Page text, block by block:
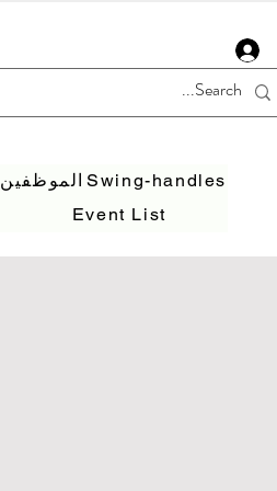
الموظفين Swing-handles
Event List